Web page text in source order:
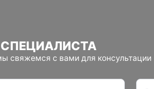
свяжемся с вами для консультации